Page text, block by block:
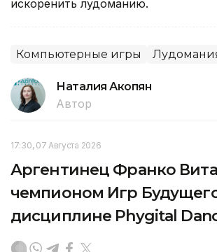
искоренить лудоманию.
Компьютерные игры
Наталия Акопян
Автор
17:30, 07 Августа 2026
Аргентинец Франко
чемпионом Игр
дисциплине Phygital